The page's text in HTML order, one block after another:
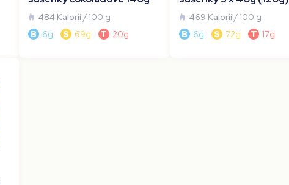
484 Kalorií/ 100 g
B
6g S 69g T 20g
469 Kalorií/ 100 g
B
6g S 72g T 17g